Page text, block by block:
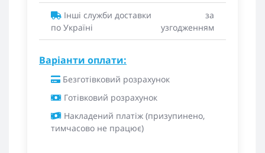
Інші служби доставки
по Україні
за
узгодженням
Варіанти оплати:
Безготівковий розрахунок
Готівковий розрахунок
Накладений платіж (призупинено,
тимчасово не працює)